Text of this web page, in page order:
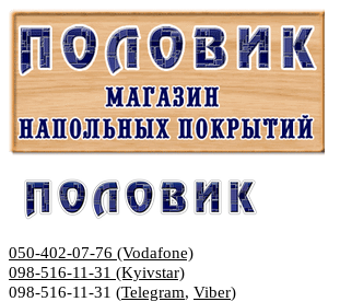
050-402-07-76 (Vodafone)
098-516-11-31 (Kyivstar)
098-516-11-31 (Telegram, Viber)